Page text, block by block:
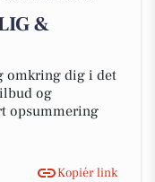
&
omkring dig i det
og
opsummering
Kopiér link